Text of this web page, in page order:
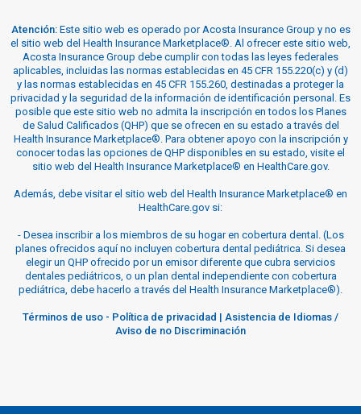
Atención:Este sitio web es operado por Acosta Insurance Group y no es
el sitio web del Health Insurance Marketplace®. Al ofrecer este sitio web,
Acosta Insurance Group debe cumplir con todas las leyes federales
aplicables, incluidas las normas establecidas en 45 CFR 155.220(c) y (d)
y las normas establecidas en 45 CFR 155.260, destinadas a proteger la
privacidad y la seguridad de la información de identificación personal. Es
posible que este sitio web no admita la inscripción en todos los Planes
de Salud Calificados (QHP) que se ofrecen en su estado a través del
Health Insurance Marketplace®. Para obtener apoyo con la inscripción y
conocer todas las opciones de QHP disponibles en su estado, visite el
sitio web del Health Insurance Marketplace® en HealthCare.gov.
Además, debe visitar el sitio web del Health Insurance Marketplace® en
HealthCare.gov si:
-Desea inscribir a los miembros de su hogar en cobertura dental. (Los
planes ofrecidos aquí no incluyen cobertura dental pediátrica. Si desea
elegir un QHP ofrecido por un emisor diferente que cubra servicios
dentales pediátricos, o un plan dental independiente con cobertura
pediátrica, debe hacerlo a través del Health Insurance Marketplace®).
Términos de uso - Política de privacidad | Asistencia de Idiomas /
Aviso de no Discriminación